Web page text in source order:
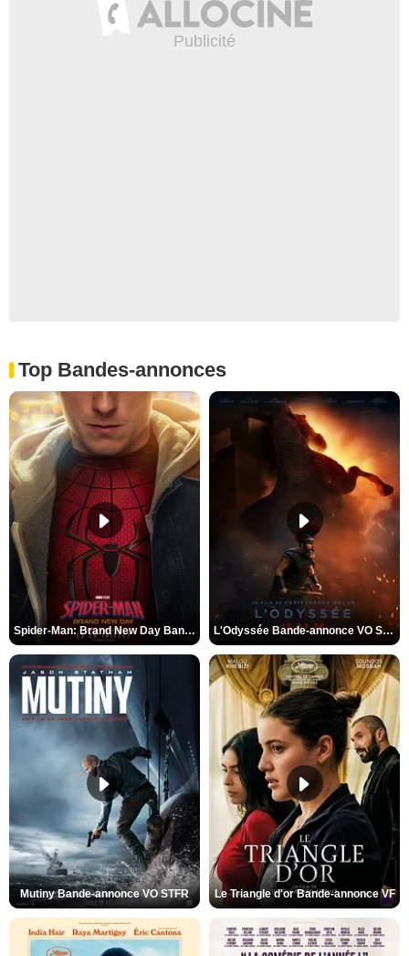
Top Bandes-annonces
Spider-Man: Brand New Day Bande-annonce VO STFR L'Odyssée Bande-annonce VO STFR
Mutiny Bande-annonce VO STFR Le Triangle d'or Bande-annonce VF